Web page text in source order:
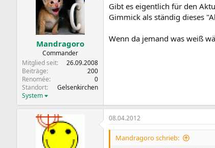
Mandragoro
Commander
Mitglied seit
26.09.2008
Beiträge
200
Renomée
0
Standort
Gelsenkirchen
System
Gibt es eigentlich für den
Gimmick als ständig dieses
Wenn da jemand was weiß
08.04.2012
Mandragoro schrieb: